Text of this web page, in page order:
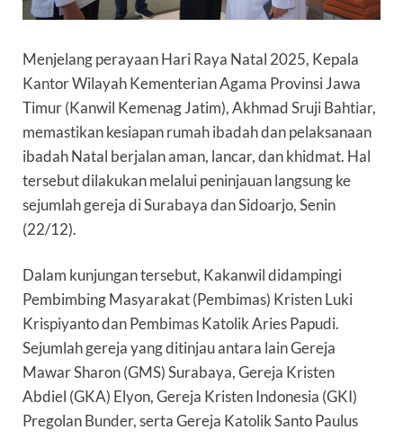
Menjelang perayaan Hari Raya Natal 2025, Kepala
Kantor Wilayah Kementerian Agama Provinsi Jawa
Timur (Kanwil Kemenag Jatim), Akhmad Sruji Bahtiar,
memastikan kesiapan rumah ibadah dan pelaksanaan
ibadah Natal berjalan aman, lancar, dan khidmat. Hal
tersebut dilakukan melalui peninjauan langsung ke
sejumlah gereja di Surabaya dan Sidoarjo, Senin
(22/12).
Dalam kunjungan tersebut, Kakanwil didampingi
Pembimbing Masyarakat (Pembimas) Kristen Luki
Krispiyanto dan Pembimas Katolik Aries Papudi.
Sejumlah gereja yang ditinjau antara lain Gereja
Mawar Sharon (GMS) Surabaya, Gereja Kristen
Abdiel (GKA) Elyon, Gereja Kristen Indonesia (GKI)
Pregolan Bunder, serta Gereja Katolik Santo Paulus